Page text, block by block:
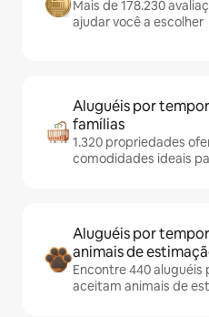
Mais de 178.230
ajudar você a escolher
Aluguéis por
famílias
1.320 propriedades
comodidades ideais
Aluguéis por
animais de
Encontre 440
aceitam animais de